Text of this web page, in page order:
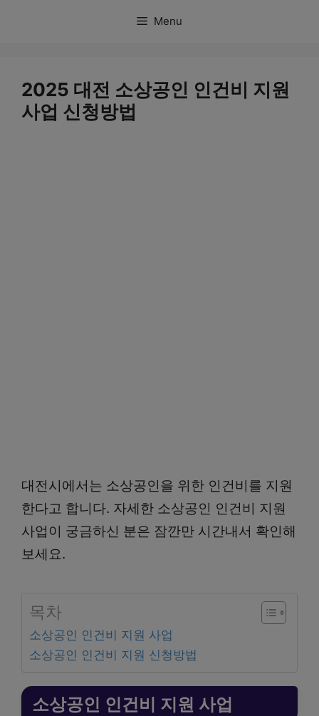
Menu
2025 대전 소상공인 인건비 지원
사업 신청방법
대전시에서는 소상공인을 위한 인건비를 지원
한다고 합니다. 자세한 소상공인 인건비 지원
사업이 궁금하신 분은 잠깐만 시간내서 확인해
보세요.
목차
소상공인 인건비 지원 사업
소상공인 인건비 지원 신청방법
소상공인 인건비 지원 사업